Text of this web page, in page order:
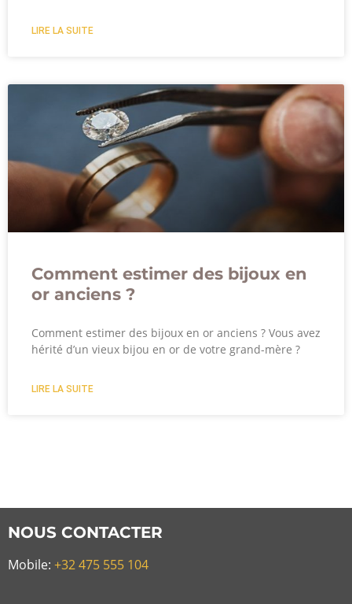
LIRE LA SUITE
Comment estimer des bijoux en
or anciens ?
Comment estimer des bijoux en or anciens ? Vous avez
hérité d’un vieux bijou en or de votre grand-mère ?
LIRE LA SUITE
NOUS CONTACTER
Mobile: +32 475 555 104